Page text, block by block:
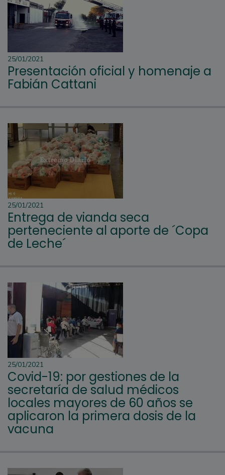
25/01/2021
Presentación oficial y homenaje a
Fabián Cattani
25/01/2021
Entrega de vianda seca
perteneciente al aporte de ´Copa
de Leche´
25/01/2021
Covid-19: por gestiones de la
secretaría de salud médicos
locales mayores de 60 años se
aplicaron la primera dosis de la
vacuna